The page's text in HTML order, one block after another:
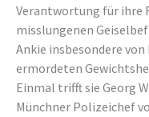
Verantwortung für ihre
misslungenen
Ankie insbesondere
ermordeten
Einmal trifft sie Georg
Münchner Polizeichef